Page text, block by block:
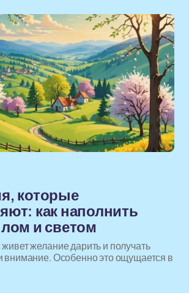
которые
как наполнить
и светом
желание дарить и получать
внимание. Особенно это ощущается в